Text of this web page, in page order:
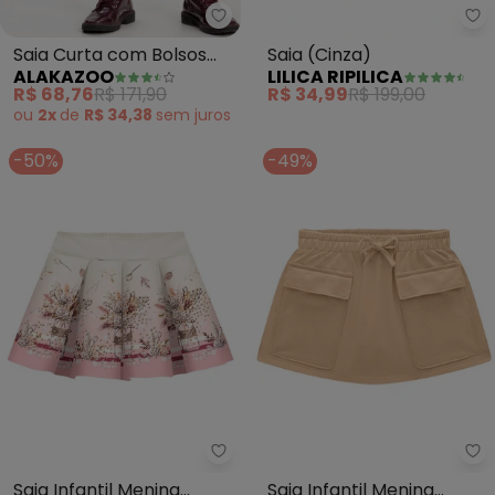
Alakazoo - Saia Curta com
Saia Curta com Bolsos
em Sarja (Verde)
ALAKAZOO
R$ 68,76R$ 171,90
ou 2x de R$ 34,38 sem juros
Saia (Cinza)
LILICA RIPILICA
R$ 34,99R$ 199,00
-50%
Milon - Saia Infantil Menina
-49%